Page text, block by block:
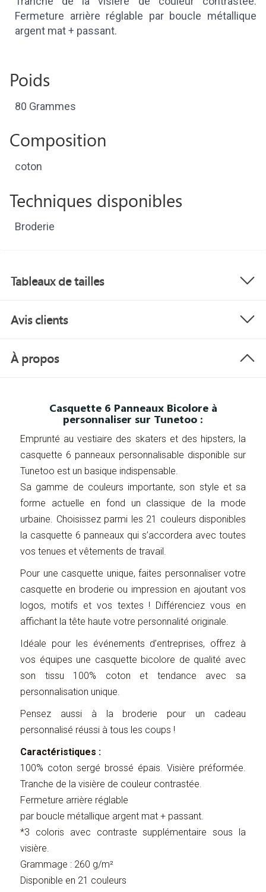
Fermeture arrière réglable par boucle métallique
argent mat + passant.
Poids
80 Grammes
Composition
coton
Techniques disponibles
Broderie
Tableaux de tailles
Avis clients
À propos
Casquette 6 Panneaux Bicolore à
personnaliser sur Tunetoo :
Emprunté au vestiaire des skaters et des hipsters, la
casquette 6 panneaux personnalisable disponible sur
Tunetoo est un basique indispensable.
Sa gamme de couleurs importante, son style et sa
forme actuelle en fond un classique de la mode
urbaine. Choisissez parmi les 21 couleurs disponibles
la casquette 6 panneaux qui s’accordera avec toutes
vos tenues et vêtements de travail.
Pour une casquette unique, faites personnaliser votre
casquette en broderie ou impression en ajoutant vos
logos, motifs et vos textes ! Différenciez vous en
affichant la tête haute votre personnalité originale.
Idéale pour les événements d’entreprises, offrez à
vos équipes une casquette bicolore de qualité avec
son tissu 100% coton et tendance avec sa
personnalisation unique.
Pensez aussi à la broderie pour un cadeau
personnalisé réussi à tous les coups !
Caractéristiques :
100% coton sergé brossé épais. Visière préformée.
Tranche de la visière de couleur contrastée.
Fermeture arrière réglable
par boucle métallique argent mat + passant.
*3 coloris avec contraste supplémentaire sous la
visière.
Grammage : 260 g/m²
Disponible en 21 couleurs